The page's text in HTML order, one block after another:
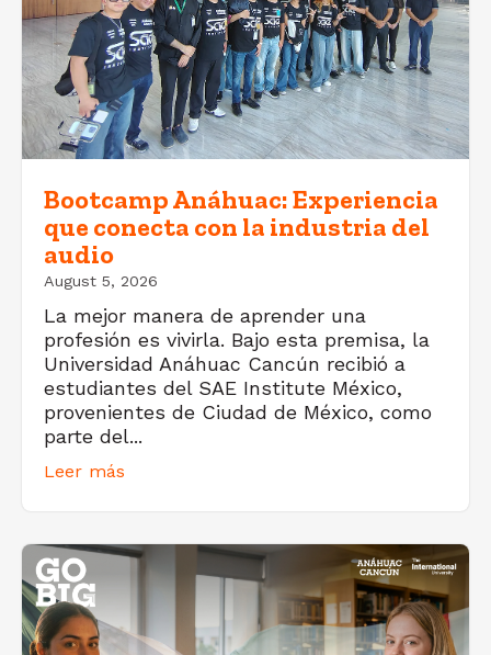
Bootcamp Anáhuac: Experiencia
que conecta con la industria del
audio
August 5, 2026
La mejor manera de aprender una
profesión es vivirla. Bajo esta premisa, la
Universidad Anáhuac Cancún recibió a
estudiantes del SAE Institute México,
provenientes de Ciudad de México, como
parte del...
Leer más